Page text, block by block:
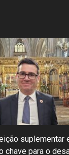
suplementar
chave para o